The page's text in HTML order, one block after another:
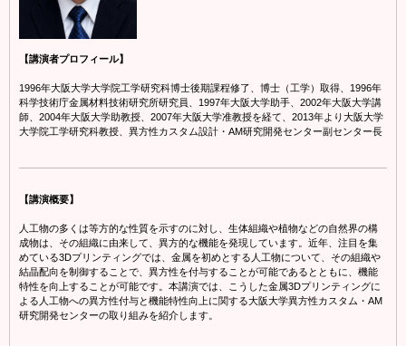
【講演者プロフィール】
1996年大阪大学大学院工学研究科博士後期課程修了、博士（工学）取得、1996年
科学技術庁金属材料技術研究所研究員、1997年大阪大学助手、2002年大阪大学講
師、2004年大阪大学助教授、2007年大阪大学准教授を経て、2013年より大阪大学
大学院工学研究科教授、異方性カスタム設計・AM研究開発センター副センター長
【講演概要】
人工物の多くは等方的な性質を示すのに対し、生体組織や植物などの自然界の構
成物は、その組織に由来して、異方的な機能を発現しています。近年、注目を集
めている3Dプリンティングでは、金属を初めとする人工物について、その組織や
結晶配向を制御することで、異方性を付与することが可能であるとともに、機能
特性を向上することが可能です。本講演では、こうした金属3Dプリンティングに
よる人工物への異方性付与と機能特性向上に関する大阪大学異方性カスタム・AM
研究開発センターの取り組みを紹介します。